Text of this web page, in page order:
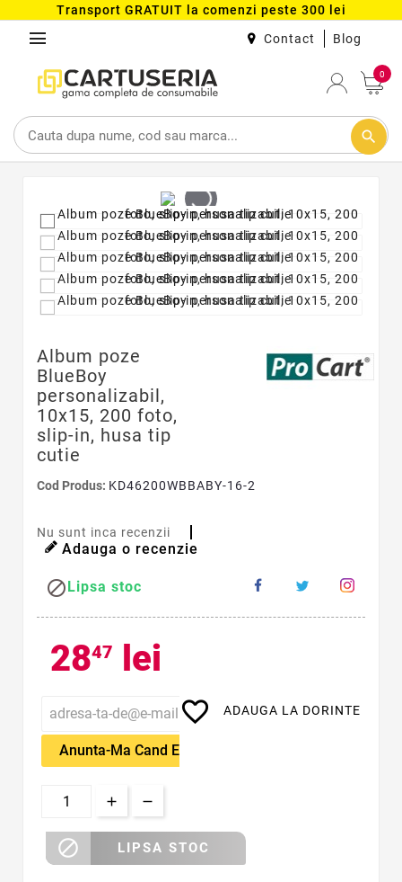
Transport GRATUIT la comenzi peste 300 lei
menu Contact Blog
0
search
Album poze
BlueBoy
personalizabil,
10x15, 200 foto,
slip-in, husa tip
cutie
Cod Produs: KD46200WBBABY-16-2
Nu sunt inca recenzii
Adauga o recenzie
Lipsa stoc
2847 lei
Anunta-Ma Cand Este Disponibil
favorite_border ADAUGA LA DORINTE
 LIPSA STOC